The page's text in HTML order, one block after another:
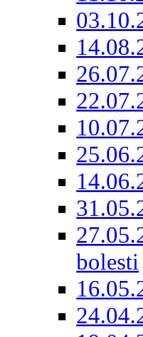
bolesti